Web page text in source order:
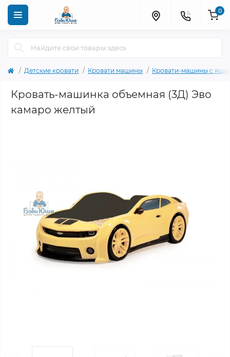
0
Детские кровати Кровати машины Кровати-машины с
Кровать-машинка объемная (3Д) Эво
камаро желтый